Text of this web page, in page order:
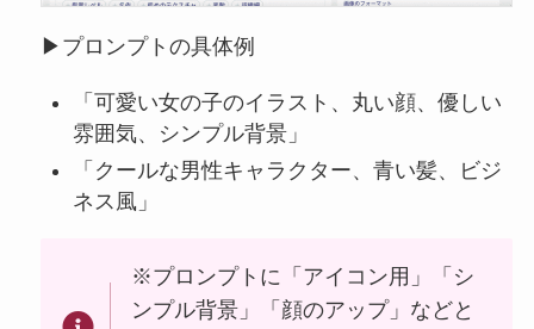
▶︎プロンプトの具体例
「可愛い女の子のイラスト、丸い顔、優しい
雰囲気、シンプル背景」
「クールな男性キャラクター、青い髪、ビジ
ネス風」
※プロンプトに「アイコン用」「シ
ンプル背景」「顔のアップ」などと